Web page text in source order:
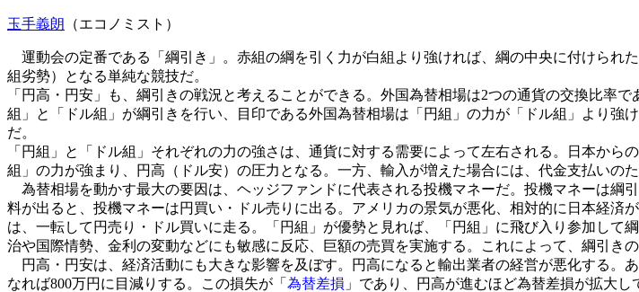
玉手義朗 （エコノミスト）
運動会の定番である「綱引き」。赤組の綱を引く力が白組より強ければ、綱の中央に付けられ
組劣勢）となる単純な競技だ。
「円高・円安」も、綱引きの戦況と考えることができる。外国為替相場は2つの通貨の交換比率
組」と「ドル組」が綱引きを行い、目印である外国為替相場は「円組」の力が「ドル組」より
だ。
「円組」と「ドル組」それぞれの力の強さは、通貨に対する需要によって左右される。日本か
組」の力が強まり、円高（ドル安）の圧力となる。一方、輸入が増えた場合には、代金支払いの
為替相場を動かす最大の要因は、ヘッジファンドに代表される投機マネーだ。投機マネーは綱
料が出ると、投機マネーは円買い・ドル売りに出る。アメリカの景気が悪化、相対的に日本経
は、一転して円売り・ドル買いに走る。「円組」が優勢と見れば、「円組」に飛び入り参加し
治や国際情勢、金利の変動などにも敏感に反応、巨額の売買を実施する。これによって、綱引き
円高・円安は、経済活動にも大きな影響を及ぼす。円高になると輸出業者の経営が悪化する。
なれば800万円に目減りする。この損失が「 為替差損 」であり、円高が進むほど為替差損が拡大し